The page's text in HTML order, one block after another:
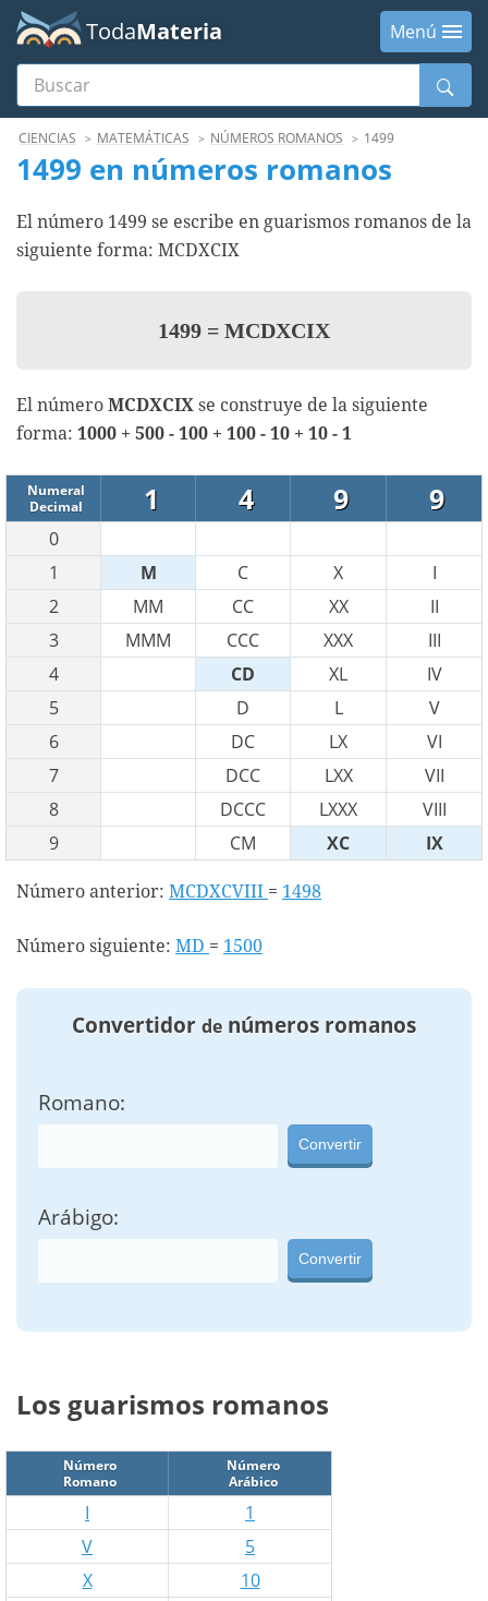
TodaMateria
Menú
Buscar
MenúCIENCIAS MATEMÁTICAS NÚMEROS ROMANOS 1499
1499 en números romanos
El número 1499 se escribe en guarismos romanos de la
siguiente forma: MCDXCIX
1499 = MCDXCIX
El número MCDXCIX se construye de la siguiente
forma: 1000 + 500 - 100 + 100 - 10 + 10 - 1
Numeral
Decimal
1 4 9 9
0
1
M C X
I
2
MM CC XX
II
3
MMM CCC XXX
III
4
CD XL
IV
5
D L
V
6
DC LX
VI
7
DCC LXX
VII
8
DCCC LXXX
VIII
9
CM XC IX
Número anterior: MCDXCVIII = 1498
Número siguiente: MD = 1500
Convertidor de números romanos
Romano:
Convertir
Arábigo:
Convertir
Los guarismos romanos
Número
Romano
Número
Arábico
I
1
V
5
X
10